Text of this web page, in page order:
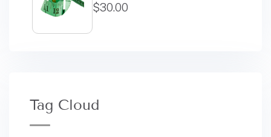
$30.00
Tag Cloud